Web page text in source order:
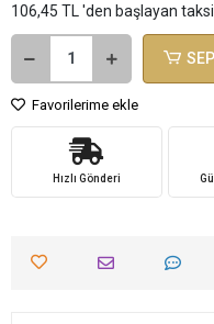
106,45 TL 'den başlayan
Favorilerime ekle
Hızlı Gönderi